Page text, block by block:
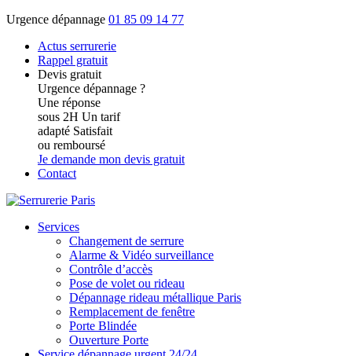
Urgence dépannage 01 85 09 14 77
Actus serrurerie
Rappel gratuit
Devis gratuit
Urgence dépannage ?
Une réponse
sous 2H Un tarif
adapté Satisfait
ou remboursé
Je demande mon devis gratuit
Contact
Services
Changement de serrure
Alarme & Vidéo surveillance
Contrôle d’accès
Pose de volet ou rideau
Dépannage rideau métallique Paris
Remplacement de fenêtre
Porte Blindée
Ouverture Porte